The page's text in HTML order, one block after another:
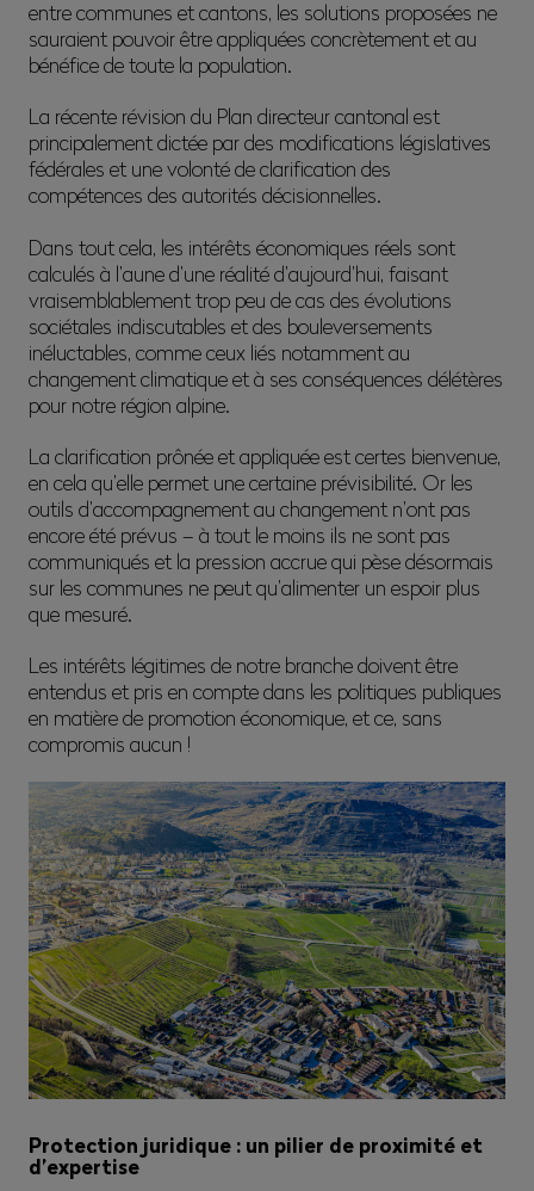
entre communes et cantons, les solutions proposées ne
sauraient pouvoir être appliquées concrètement et au
bénéfice de toute la population.
La récente révision du Plan directeur cantonal est
principalement dictée par des modifications législatives
fédérales et une volonté de clarification des
compétences des autorités décisionnelles.
Dans tout cela, les intérêts économiques réels sont
calculés à l’aune d’une réalité d’aujourd’hui, faisant
vraisemblablement trop peu de cas des évolutions
sociétales indiscutables et des bouleversements
inéluctables, comme ceux liés notamment au
changement climatique et à ses conséquences délétères
pour notre région alpine.
La clarification prônée et appliquée est certes bienvenue,
en cela qu’elle permet une certaine prévisibilité. Or les
outils d’accompagnement au changement n’ont pas
encore été prévus – à tout le moins ils ne sont pas
communiqués et la pression accrue qui pèse désormais
sur les communes ne peut qu’alimenter un espoir plus
que mesuré.
Les intérêts légitimes de notre branche doivent être
entendus et pris en compte dans les politiques publiques
en matière de promotion économique, et ce, sans
compromis aucun !
Protection juridique : un pilier de proximité et
d’expertise